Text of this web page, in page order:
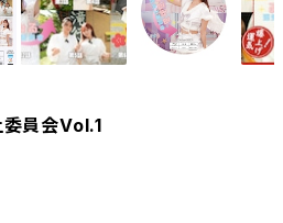
委員会Vol.1